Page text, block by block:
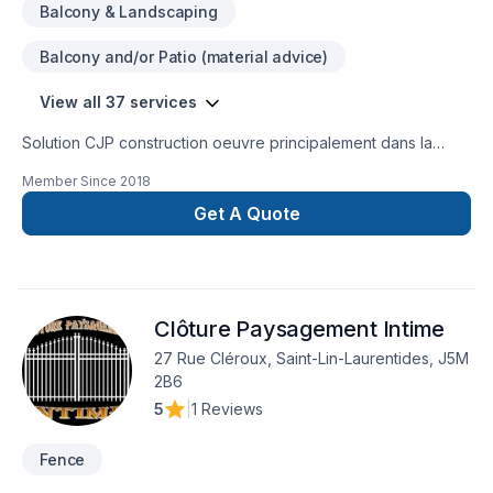
au Québec, reconnue pour la qualité de ses réalisations, son
extérieurs durables qui améliorent le quotidien de nos clients.
Balcony & Landscaping
Balcony and/or Patio (material advice)
View all 37 services
Solution CJP construction oeuvre principalement dans la
la finition nous nous appliquons et prenons toujours le temps
de faire les chose comme elle se doit. Notre travail est notre
fierté et votre satisfaction, notre devoir.
Member Since 2018
Get A Quote
Clôture Paysagement Intime
27 Rue Cléroux, Saint-Lin-Laurentides, J5M
2B6
5
1 Reviews
Fence